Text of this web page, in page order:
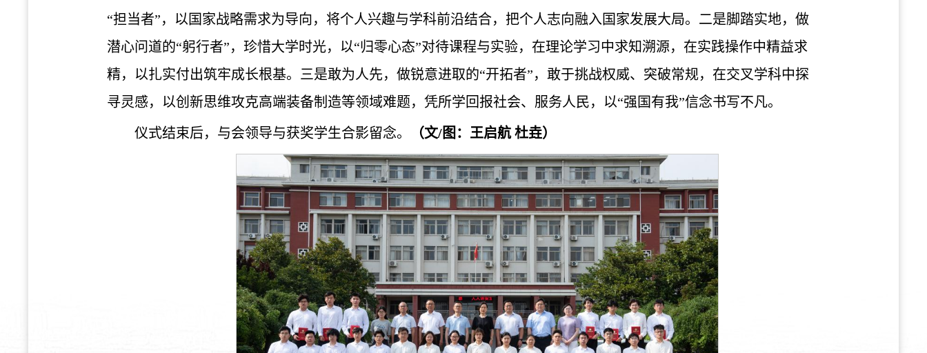
“担当者”，以国家战略需求为导向，将个人兴趣与学科前沿结合，把个人志向融入国家发展大局。二是脚踏实地，做
潜心问道的“躬行者”，珍惜大学时光，以“归零心态”对待课程与实验，在理论学习中求知溯源，在实践操作中精益求
精，以扎实付出筑牢成长根基。三是敢为人先，做锐意进取的“开拓者”，敢于挑战权威、突破常规，在交叉学科中探
寻灵感，以创新思维攻克高端装备制造等领域难题，凭所学回报社会、服务人民，以“强国有我”信念书写不凡。
仪式结束后，与会领导与获奖学生合影留念。 （文/图：王启航杜垚）